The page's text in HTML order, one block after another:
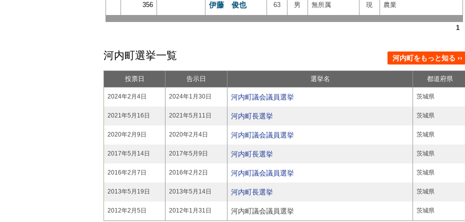
356 伊藤 俊也 63 男 無所属 現 農業
1
河内町選挙一覧 河内町をもっと知る ››
投票日 告示日 選挙名 都道府県
2024年2月4日 2024年1月30日 河内町議会議員選挙 茨城県
2021年5月16日 2021年5月11日 河内町長選挙 茨城県
2020年2月9日 2020年2月4日 河内町議会議員選挙 茨城県
2017年5月14日 2017年5月9日 河内町長選挙 茨城県
2016年2月7日 2016年2月2日 河内町議会議員選挙 茨城県
2013年5月19日 2013年5月14日 河内町長選挙 茨城県
2012年2月5日 2012年1月31日 河内町議会議員選挙 茨城県